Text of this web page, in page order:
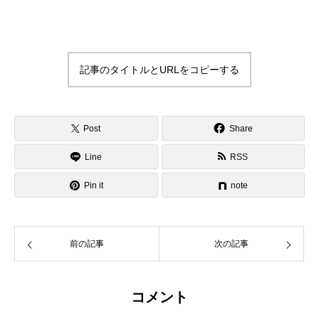
記事のタイトルとURLをコピーする
Post Share
Line RSS
Pin it note
前の記事 次の記事
コメント